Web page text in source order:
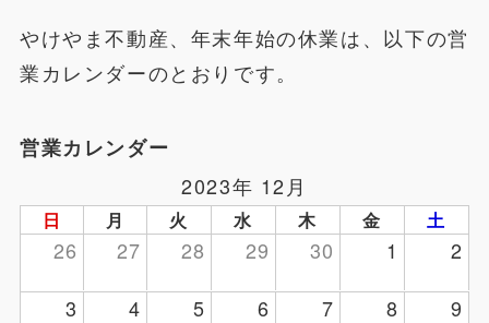
やけやま不動産、年末年始の休業は、以下の営
業カレンダーのとおりです。
営業カレンダー
2023年 12月
日 月 火 水 木 金 土
26 27 28 29 30 1 2
3 4 5 6 7 8 9